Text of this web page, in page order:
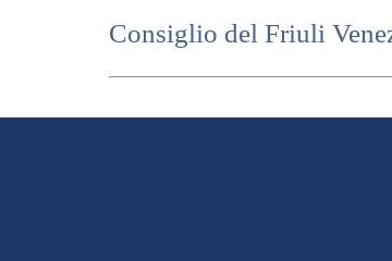
Consiglio del Friuli